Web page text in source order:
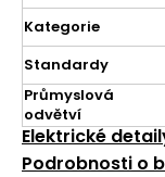
Kategorie
Standardy
Průmyslová
odvětví
Elektrické
Podrobnosti o